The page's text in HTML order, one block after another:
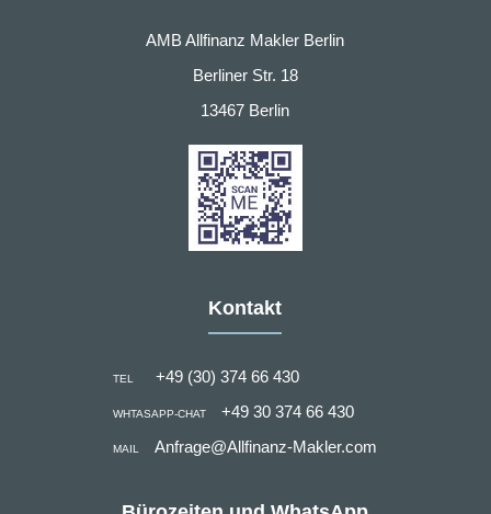
AMB Allfinanz Makler Berlin
Berliner Str. 18
13467 Berlin
Kontakt
TEL +49 (30) 374 66 430
WHTASAPP-CHAT +49 30 374 66 430
MAIL Anfrage@Allfinanz-Makler.com